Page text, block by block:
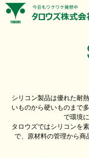
シリコン製品は優れた耐
いものから硬いものまで
で環境
タロウズではシリコンを
で、原材料の管理から商